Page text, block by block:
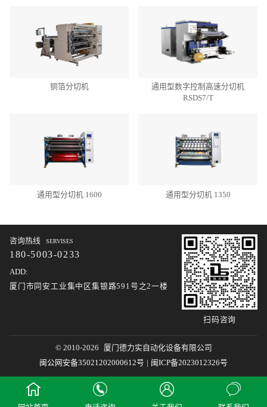
铜箔分切机
通用型数字控制高速分切机
RSDS7/T
通用型分切机 1600 通用型分切机 1350
咨询热线 SERVISES
180-5003-0233
ADD:
厦门市同安工业集中区集银路591号之2一楼
扫码咨询
© 2010-2026
厦门德力实自动化设备有限公司
闽公网安备35021202000612号 | 闽ICP备2023012326号